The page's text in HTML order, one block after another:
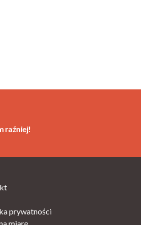
raźniej!
prywatności